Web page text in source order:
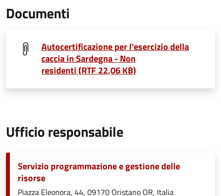
Documenti
Autocertificazione per l'esercizio della
caccia in Sardegna - Non
residenti (RTF 22,06 KB)
Ufficio responsabile
Servizio programmazione e gestione delle
risorse
Piazza Eleonora, 44, 09170 Oristano OR, Italia